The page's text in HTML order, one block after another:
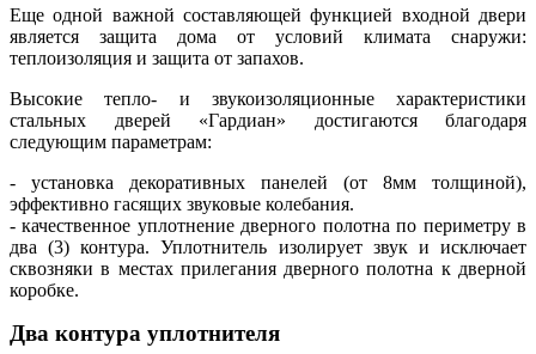
Еще одной важной составляющей функцией входной двери
является защита дома от условий климата снаружи:
теплоизоляция и защита от запахов.
Высокие тепло- и звукоизоляционные характеристики
стальных дверей «Гардиан» достигаются благодаря
следующим параметрам:
- установка декоративных панелей (от 8мм толщиной),
эффективно гасящих звуковые колебания.
-качественное уплотнение дверного полотна по периметру в
два (3) контура. Уплотнитель изолирует звук и исключает
сквозняки в местах прилегания дверного полотна к дверной
коробке.
Два контура уплотнителя